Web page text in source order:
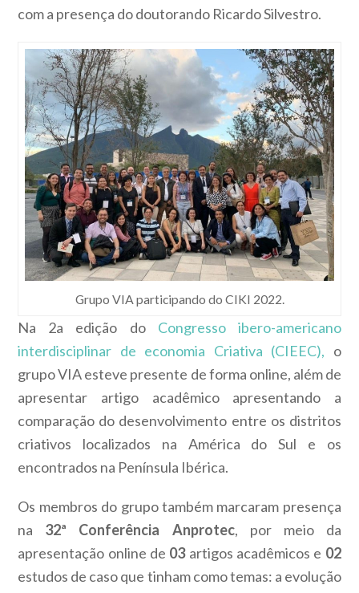
com a presença do doutorando Ricardo Silvestro.
Grupo VIA participando do CIKI 2022.
Na 2a edição do Congresso ibero-americano
interdisciplinar de economia Criativa (CIEEC), o
grupo VIA esteve presente de forma online, além de
apresentar artigo acadêmico apresentando a
comparação do desenvolvimento entre os distritos
criativos localizados na América do Sul e os
encontrados na Península Ibérica.
Os membros do grupo também marcaram presença
na 32ª Conferência Anprotec, por meio da
apresentação online de 03artigos acadêmicos e 02
estudos de caso que tinham como temas: a evolução